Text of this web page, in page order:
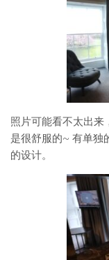
照片可能看不太出来
是很舒服的~ 有单独
的设计。